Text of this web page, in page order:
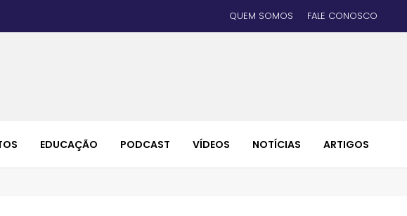
QUEM SOMOS FALE CONOSCO
EDUCAÇÃO PODCAST VÍDEOS NOTÍCIAS ARTIGOS